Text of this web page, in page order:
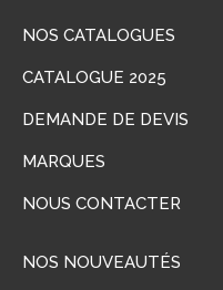
NOS CATALOGUES
CATALOGUE 2025
DEMANDE DE DEVIS
MARQUES
NOUS CONTACTER
NOS NOUVEAUTÉS